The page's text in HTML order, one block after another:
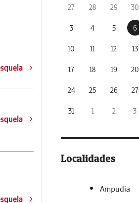
27 28 29 30
3 4 5 6
10 11 12 13
17 18 19 20
24 25 26 27
31 1 2 3
Localidades
Ampudia